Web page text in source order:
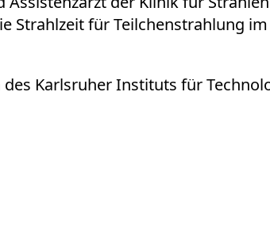
Strahlzeit für Teilchenstrahlung
Karlsruher Instituts für